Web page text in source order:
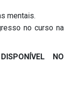
mentais.
no curso na
NO